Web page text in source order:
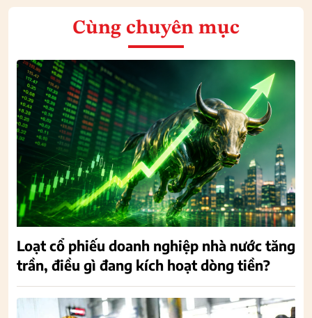
Cùng chuyên mục
Loạt cổ phiếu doanh nghiệp nhà nước tăng
trần, điều gì đang kích hoạt dòng tiền?